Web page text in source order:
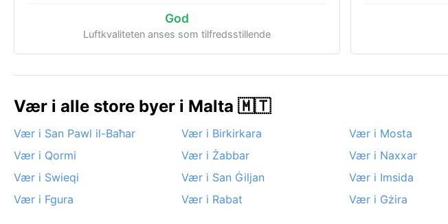
God
Luftkvaliteten anses som tilfredsstillende
Vær i alle store byer i Malta 🇲🇹
Vær i San Pawl il-Baħar Vær i Birkirkara Vær i Mosta
Vær i Qormi
Vær i Żabbar Vær i Naxxar
Vær i Swieqi
Vær i San Ġiljan Vær i Imsida
Vær i Fgura
Vær i Rabat Vær i Gżira